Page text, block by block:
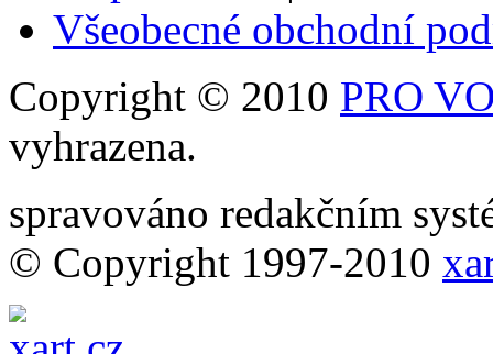
Všeobecné obchodní
Copyright © 2010 PRO
vyhrazena.
spravováno redakčním
© Copyright 1997-2010